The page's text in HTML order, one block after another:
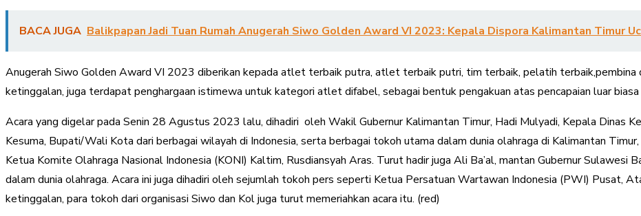
BACA JUGA Balikpapan Jadi Tuan Rumah Anugerah Siwo Golden Award VI 2023: Kepala Dispora Kalimantan Timur
Anugerah Siwo Golden Award VI 2023 diberikan kepada atlet terbaik putra, atlet terbaik putri, tim terbaik, pelatih terbaik,pembina
ketinggalan, juga terdapat penghargaan istimewa untuk kategori atlet difabel, sebagai bentuk pengakuan atas pencapaian luar biasa
Acara yang digelar pada Senin 28 Agustus 2023 lalu, dihadiri oleh Wakil Gubernur Kalimantan Timur, Hadi Mulyadi, Kepala Dinas
Kesuma, Bupati/Wali Kota dari berbagai wilayah di Indonesia, serta berbagai tokoh utama dalam dunia olahraga di Kalimantan
Ketua Komite Olahraga Nasional Indonesia (KONI) Kaltim, Rusdiansyah Aras. Turut hadir juga Ali Ba’al, mantan Gubernur Sulawesi
dalam dunia olahraga. Acara ini juga dihadiri oleh sejumlah tokoh pers seperti Ketua Persatuan Wartawan Indonesia (PWI) Pusat,
ketinggalan, para tokoh dari organisasi Siwo dan Kol juga turut memeriahkan acara itu. (red)